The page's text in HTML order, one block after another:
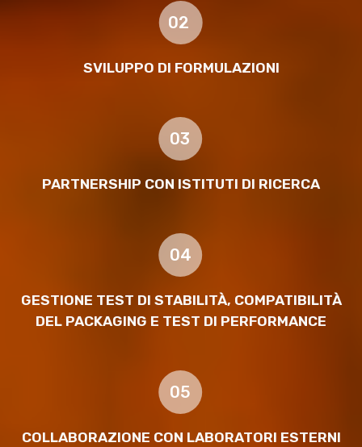
02
SVILUPPO DI FORMULAZIONI
03
PARTNERSHIP CON ISTITUTI DI RICERCA
04
GESTIONE TEST DI STABILITÀ, COMPATIBILITÀ
DEL PACKAGING E TEST DI PERFORMANCE
05
COLLABORAZIONE CON LABORATORI ESTERNI